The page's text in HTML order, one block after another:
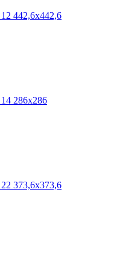
442,6х442,6
286х286
373,6х373,6